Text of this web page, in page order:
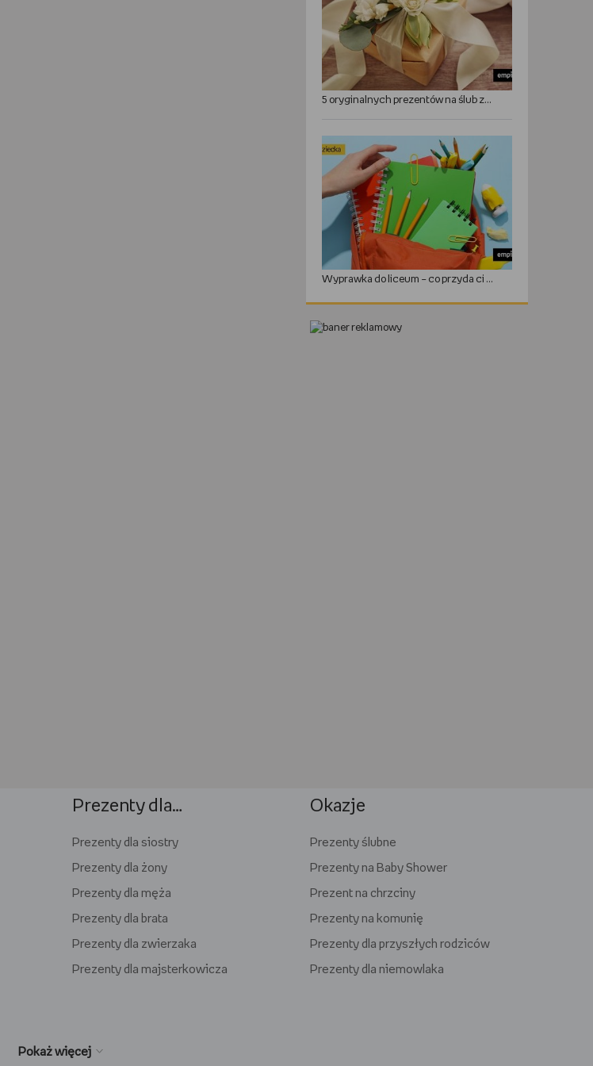
5 oryginalnych prezentów na ślub zamiast kwiatów
Wyprawka do liceum – co przyda ci się w roku szkolnym?
Prezenty dla…
Prezenty dla siostry
Prezenty dla żony
Prezenty dla męża
Prezenty dla brata
Prezenty dla zwierzaka
Prezenty dla majsterkowicza
Okazje
Prezenty ślubne
Prezenty na Baby Shower
Prezent na chrzciny
Prezenty na komunię
Prezenty dla przyszłych rodziców
Prezenty dla niemowlaka